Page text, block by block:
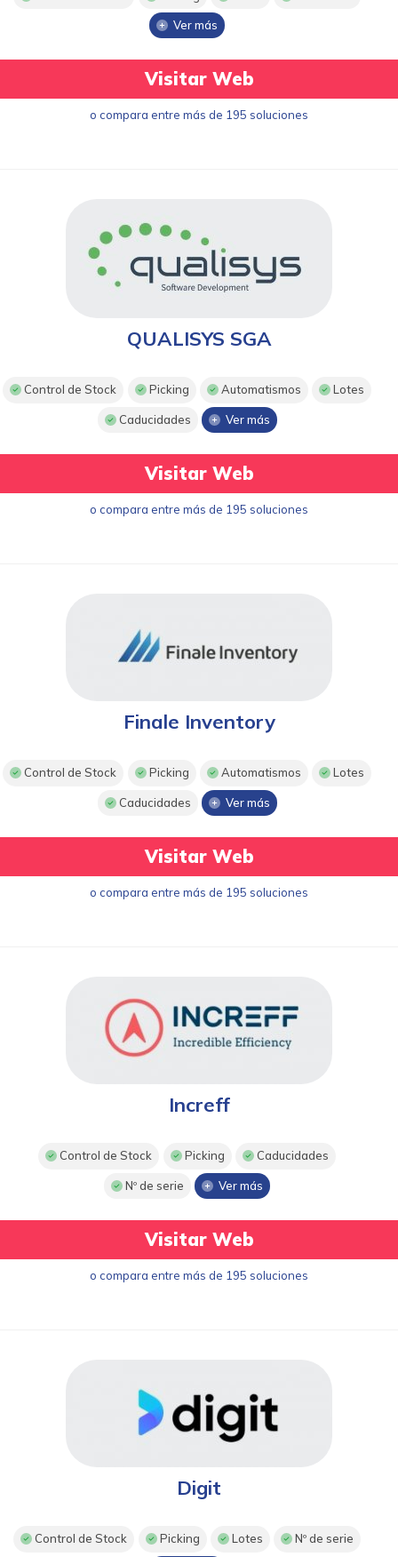
Ver más
Visitar Web
o compara entre más de 195 soluciones
QUALISYS SGA
Control de Stock Picking Automatismos Lotes
Caducidades Ver más
Visitar Web
o compara entre más de 195 soluciones
Finale Inventory
Control de Stock Picking Automatismos Lotes
Caducidades Ver más
Visitar Web
o compara entre más de 195 soluciones
Increff
Control de Stock Picking Caducidades
Nº de serie Ver más
Visitar Web
o compara entre más de 195 soluciones
Digit
Control de Stock Picking Lotes Nº de serie